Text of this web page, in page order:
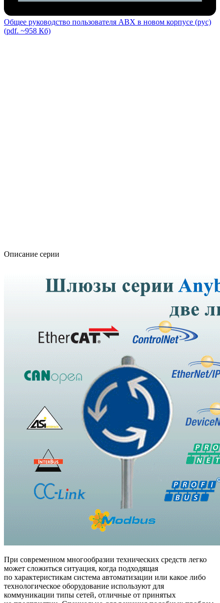
Общее руководство пользователя ABX в новом корпусе (рус)
(pdf. ~958 Кб)
Описание серии
При современном многообразии технических средств легко
может сложиться ситуация, когда подходящая
по характеристикам система автоматизации или какое либо
технологическое оборудование используют для
коммуникации типы сетей, отличные от принятых